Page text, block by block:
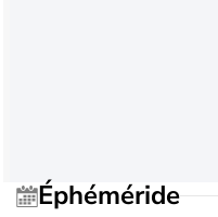
Éphéméride